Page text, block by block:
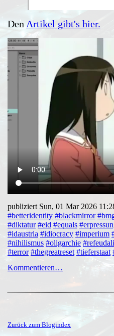
Den Artikel gibt's hier.
publiziert Sun, 01 Mar 2026
#betteridentity #blackmirror
#diktatur #eid #equals
#idaustria #idiocracy #imperium
#nihilismus #oligarchie
#terror #thegreatreset #tieferstaat
Kommentieren…
Zurück zum Blogindex